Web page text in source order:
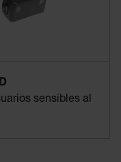
sensibles al